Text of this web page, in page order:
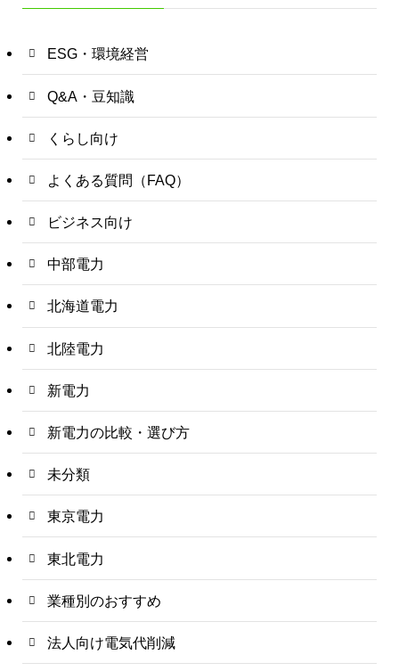
ESG・環境経営
Q&A・豆知識
くらし向け
よくある質問（FAQ）
ビジネス向け
中部電力
北海道電力
北陸電力
新電力
新電力の比較・選び方
未分類
東京電力
東北電力
業種別のおすすめ
法人向け電気代削減